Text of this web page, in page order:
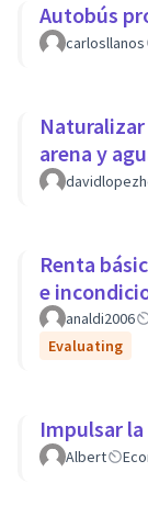
Autobús
carlosllanos
arena y
Renta
e
analdi2006
Evaluating
Impulsar
Albert